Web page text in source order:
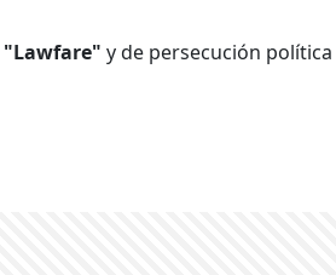
"Lawfare" y de persecución política